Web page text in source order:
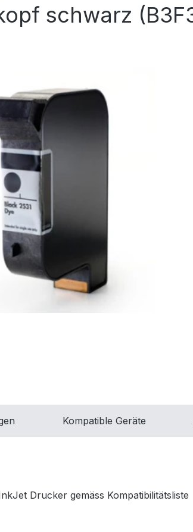
schwarz
Kompatible Geräte
Drucker gemäss Kompatibilitätsliste